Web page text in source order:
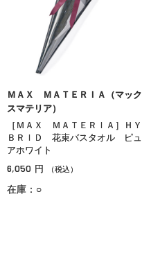
ＭＡＸ ＭＡＴＥＲＩＡ（マック
スマテリア）
［ＭＡＸ ＭＡＴＥＲＩＡ］ＨＹ
ＢＲＩＤ 花束バスタオル ピュ
アホワイト
6,050 円 （税込）
在庫：○